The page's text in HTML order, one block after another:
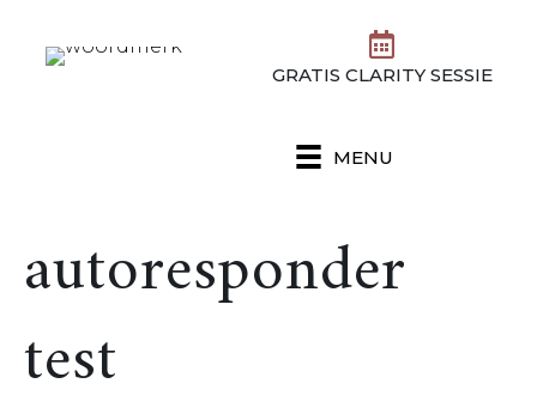
GRATIS CLARITY SESSIE
MENU
autoresponder
test